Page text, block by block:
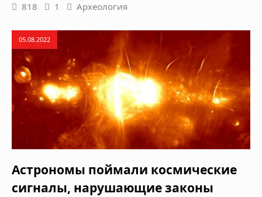
818 1 Археология
05.08.2022
Астрономы поймали космические
сигналы, нарушающие законы